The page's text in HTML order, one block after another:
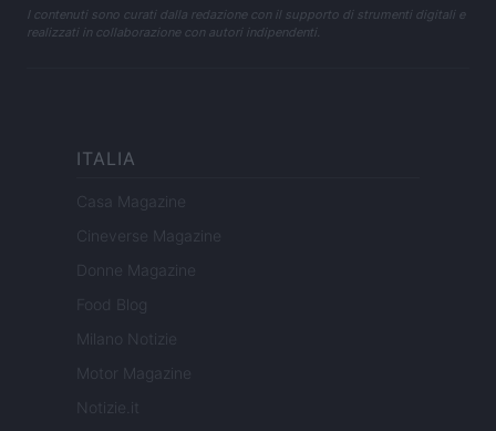
I contenuti sono curati dalla redazione con il supporto di strumenti digitali e
realizzati in collaborazione con autori indipendenti.
ITALIA
Casa Magazine
Cineverse Magazine
Donne Magazine
Food Blog
Milano Notizie
Motor Magazine
Notizie.it